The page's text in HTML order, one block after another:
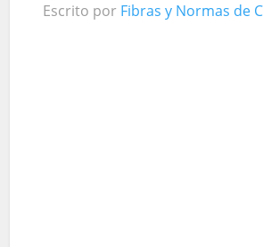
Escrito por Fibras y Normas de